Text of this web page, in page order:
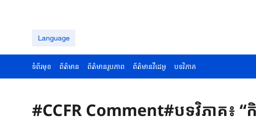
Language
ទំព័រមុខ ព័ត៌មាន ព័ត៌មានរូបភាព ព័ត៌មានវីដេអូ បទវិភាគ
#CCFR Comment#បទវិភាគ៖ “